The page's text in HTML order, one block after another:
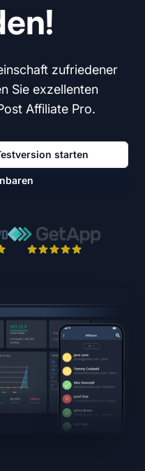
zufriedener
Sie exzellenten
Affiliate Pro.
starten